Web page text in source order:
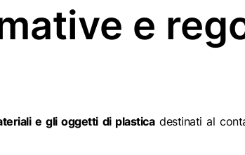
e
e gli oggetti di plasticadestinati al